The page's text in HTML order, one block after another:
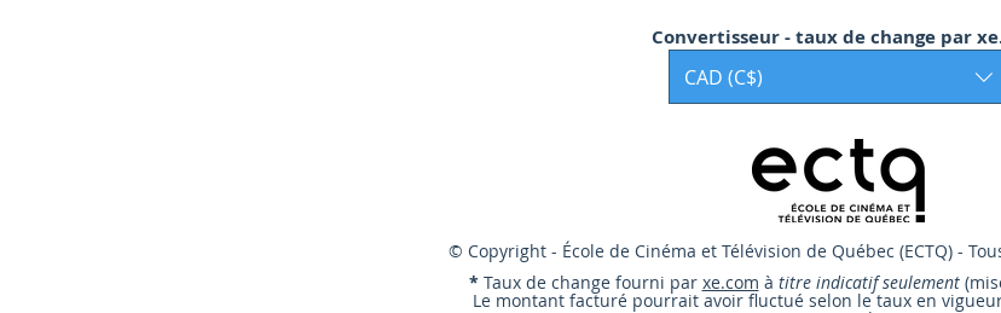
Convertisseur - taux de change par
CAD (C$)
© Copyright - École de Cinéma et Télévision de Québec (ECTQ) -
* Taux de change fourni par xe.com à titre indicatif seulement
Le montant facturé pourrait avoir fluctué selon le taux en